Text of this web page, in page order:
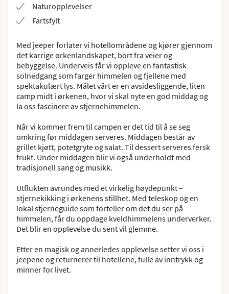
Med jeeper forlater vi hotellområdene og kjører gjennom
det karrige ørkenlandskapet, bort fra veier og
bebyggelse. Underveis får vi oppleve en fantastisk
solnedgang som farger himmelen og fjellene med
spektakulært lys. Målet vårt er en avsidesliggende, liten
camp midt i ørkenen, hvor vi skal nyte en god middag og
la oss fascinere av stjernehimmelen.
Når vi kommer frem til campen er det tid til å se seg
omkring før middagen serveres. Middagen består av
grillet kjøtt, potetgryte og salat. Til dessert serveres fersk
frukt. Under middagen blir vi også underholdt med
tradisjonell sang og musikk.
Utflukten avrundes med et virkelig høydepunkt –
stjernekikking i ørkenens stillhet. Med teleskop og en
lokal stjerneguide som forteller om det du ser på
himmelen, får du oppdage kveldhimmelens underverker.
Det blir en opplevelse du sent vil glemme.
Etter en magisk og annerledes opplevelse setter vi oss i
jeepene og returnerer til hotellene, fulle av inntrykk og
minner for livet.
Naturopplevelser
Fartsfylt